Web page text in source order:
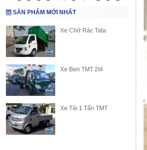
SẢN PHẨM MỚI NHẤT
Xe Chở Rác Tata
Xe Ben TMT 2t4
Xe Tải 1 Tấn TMT